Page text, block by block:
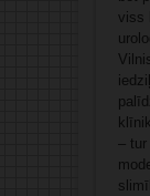
viss
– tur